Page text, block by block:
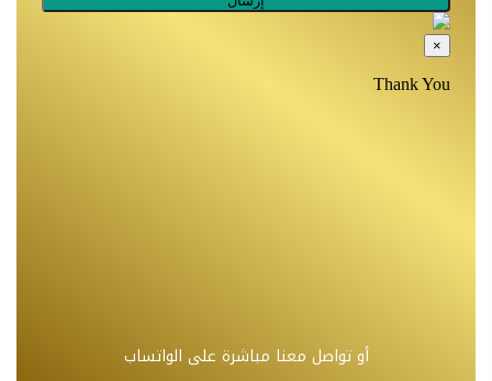
أو تواصل معنا مباشرة على الواتساب